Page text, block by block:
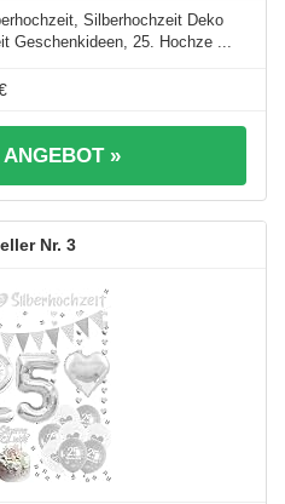
Silberhochzeit Deko
Geschenkideen, 25. Hochze ...
»
3